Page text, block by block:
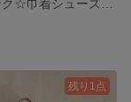
残り1点